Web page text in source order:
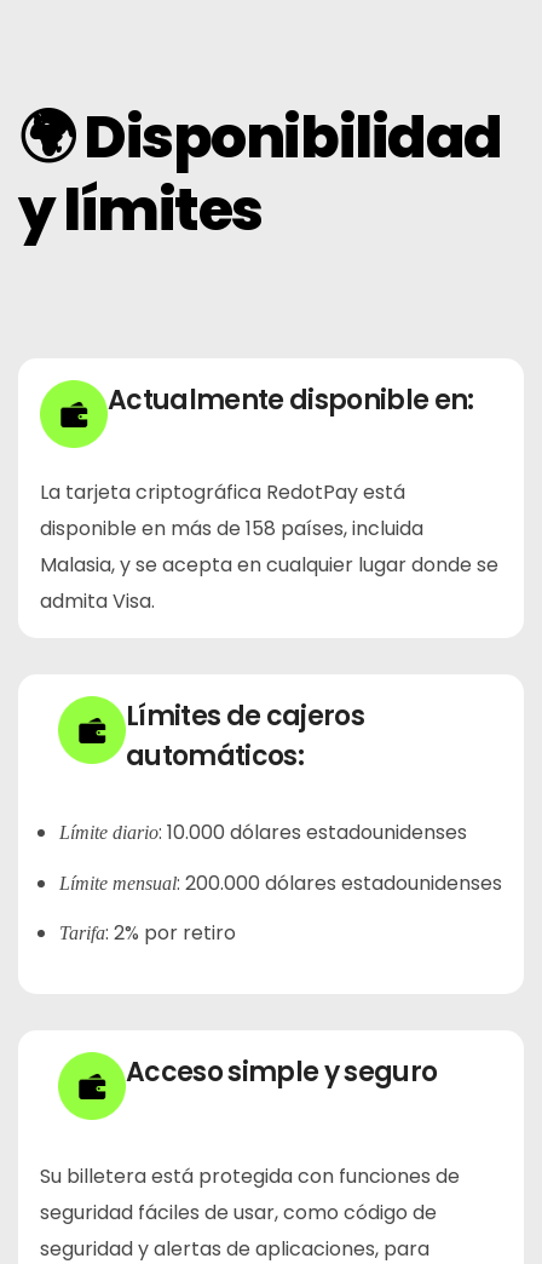
🌍 Disponibilidad
y límites
Actualmente disponible en:
La tarjeta criptográfica RedotPay está
disponible en más de 158 países, incluida
Malasia, y se acepta en cualquier lugar donde se
admita Visa.
Límites de cajeros
automáticos:
Límite diario: 10.000 dólares estadounidenses
Límite mensual: 200.000 dólares estadounidenses
Tarifa: 2% por retiro
Acceso simple y seguro
Su billetera está protegida con funciones de
seguridad fáciles de usar, como código de
seguridad y alertas de aplicaciones, para